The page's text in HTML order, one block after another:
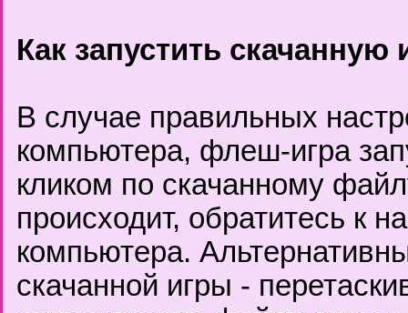
Как запустить скачанную
В случае правильных
компьютера, флеш-игра
кликом по скачанному
происходит, обратитесь к
компьютера.
скачанной игры -